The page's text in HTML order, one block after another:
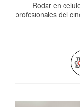
Rodar en
profesionales del